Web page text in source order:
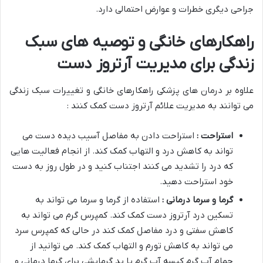
جراحی دیگری خطرات و عوارض احتمالی دارد.
راهکارهای خانگی و توصیه های سبک
زندگی برای مدیریت آرتروز دست
علاوه بر درمان های پزشکی راهکارهای خانگی و تغییرات سبک زندگی
می توانند به مدیریت علائم آرتروز دست کمک کنند :
استراحت : استراحت دادن به مفاصل آسیب دیده دست می
تواند به کاهش درد و التهاب کمک کند. از انجام فعالیت هایی
که درد را تشدید می کنند اجتناب کنید و در طول روز به دست
خود استراحت دهید.
گرما و سرما درمانی : استفاده از گرما و سرما می تواند به
تسکین درد آرتروز دست کمک کند. کمپرس گرم می تواند به
کاهش سفتی و درد مفاصل کمک کند در حالی که کمپرس سرد
می تواند به کاهش تورم و التهاب کمک کند. می توانید از